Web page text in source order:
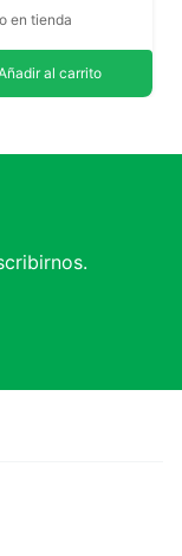
en tienda
al carrito